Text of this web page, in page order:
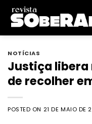
Skip
content
NOTÍCIAS
Justiça
de recolher
POSTED ON 21 DE MAIO DE